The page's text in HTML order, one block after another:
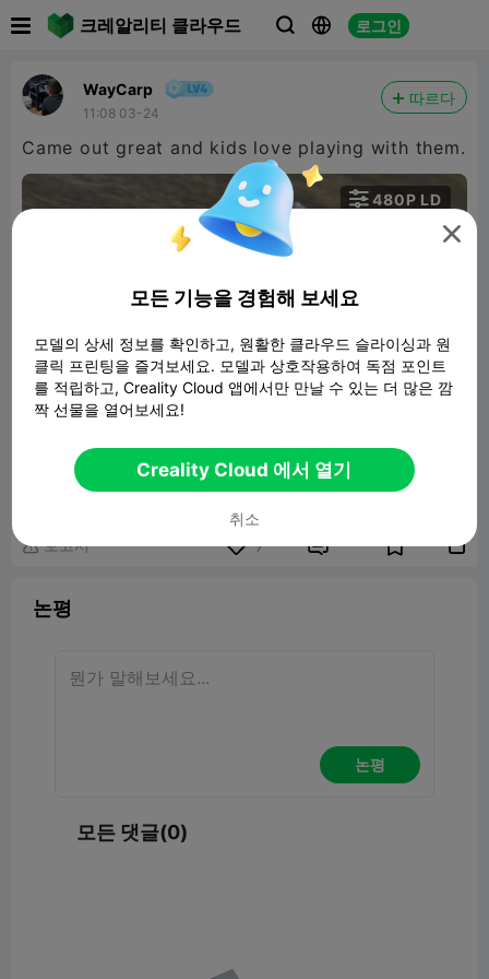
크레알리티 클라우드   로그인
WayCarp
11:08 03-24
따르다
Came out great and kids love playing with them.
00:13

480P LD
Fidget Star
관련 3D 모델
 보고서 7  
논평
논평
모든 댓글(0)

모든 기능을 경험해 보세요
모델의 상세 정보를 확인하고, 원활한 클라우드 슬라이싱과 원
클릭 프린팅을 즐겨보세요. 모델과 상호작용하여 독점 포인트
를 적립하고, Creality Cloud 앱에서만 만날 수 있는 더 많은 깜
짝 선물을 열어보세요!
Creality Cloud 에서 열기
취소